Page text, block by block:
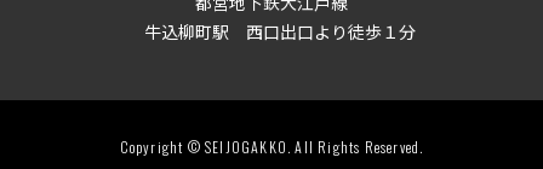
牛込柳町駅 西口出口より徒歩１分
Copyright © SEIJOGAKKO. All Rights Reserved.